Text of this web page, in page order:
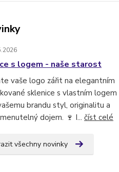
s logem - naše starost
vaše logo zářit na elegantním
sklenice s vlastním logem
brandu styl, originalitu a
dojem. 🍷 I... číst celé
všechny novinky